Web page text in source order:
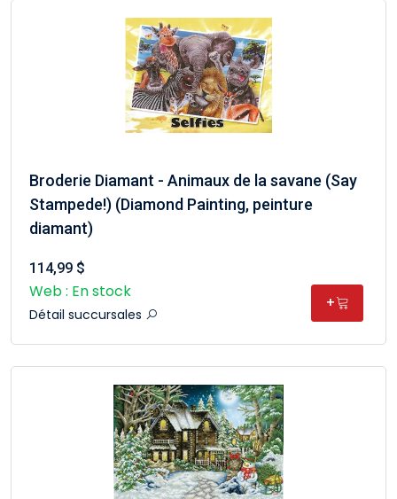
Broderie Diamant - Animaux de la savane (Say
Stampede!) (Diamond Painting, peinture
diamant)
114,99 $
Web : En stock
Détail succursales
+